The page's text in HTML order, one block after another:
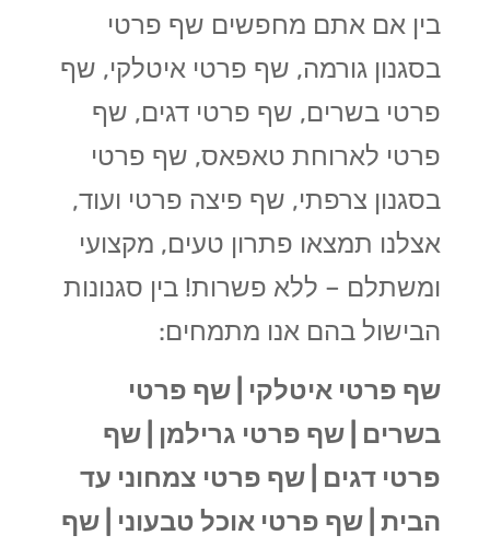
בין אם אתם מחפשים שף פרטי
בסגנון גורמה, שף פרטי איטלקי, שף
פרטי בשרים, שף פרטי דגים, שף
פרטי לארוחת טאפאס, שף פרטי
בסגנון צרפתי, שף פיצה פרטי ועוד,
אצלנו תמצאו פתרון טעים, מקצועי
ומשתלם – ללא פשרות! בין סגנונות
הבישול בהם אנו מתמחים:
שף פרטי איטלקי | שף פרטי
בשרים | שף פרטי גרילמן | שף
פרטי דגים | שף פרטי צמחוני עד
הבית | שף פרטי אוכל טבעוני | שף